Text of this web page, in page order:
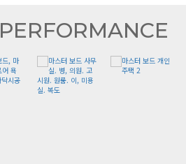
PERFORMANCE